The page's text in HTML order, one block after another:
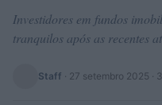
Investidores em fundos
tranquilos após as recentes
Staff · 27 setembro 2025 ·